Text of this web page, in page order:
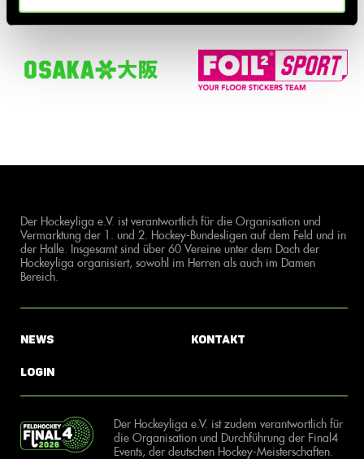
Der Hockeyliga e.V. ist verantwortlich für die Organisation und
Vermarktung der 1. und 2. Hockey-Bundesligen auf dem Feld und in
der Halle. Insgesamt sind über 60 Vereine unter dem Dach der
Hockeyliga organisiert, sowohl im Herren als auch im Damen
Bereich.
News
Login
Kontakt
Der Hockeyliga e.V. ist zudem verantwortlich für
die Organisation und Durchführung der Final4
Events, der deutschen Hockey-Meisterschaften.